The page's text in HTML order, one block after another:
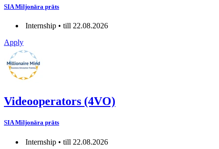
SIA Miljonāra prāts
Internship • till 22.08.2026
Apply
Videooperators (4VO)
SIA Miljonāra prāts
Internship • till 22.08.2026